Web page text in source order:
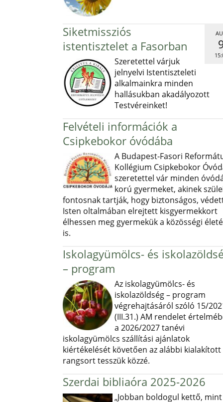
Siketmissziós
istentisztelet a Fasorban
Szeretettel várjuk
jelnyelvi Istentiszteleti
alkalmainkra minden
hallásukban akadályozott
Testvéreinket!
Felvételi információk a
Csipkebokor óvódába
A Budapest-Fasori
Kollégium Csipkebokor
szeretettel vár minden
korú gyermeket, akinek
fontosnak tartják, hogy biztonságos,
Isten oltalmában elrejtett kisgyermekkort
élhessen meg gyermekük a közösségi
is.
Iskolagyümölcs- és
– program
Az iskolagyümölcs- és
iskolazöldség – program
végrehajtásáról szóló 15/
(III.31.) AM rendelet
a 2026/2027 tanévi
iskolagyümölcs szállítási ajánlatok
kiértékelését követően az alábbi kialakított
rangsort tesszük közzé.
Szerdai bibliaóra 2025-2026
„Jobban boldogul kettő, mint